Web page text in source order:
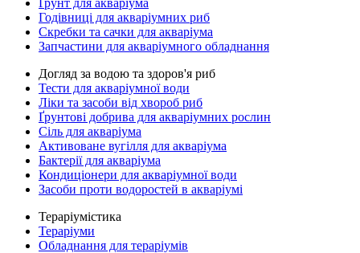
Ґрунт для акваріума
Годівниці для акваріумних риб
Скребки та сачки для акваріума
Запчастини для акваріумного обладнання
Догляд за водою та здоров'я риб
Тести для акваріумної води
Ліки та засоби від хвороб риб
Ґрунтові добрива для акваріумних рослин
Сіль для акваріума
Активоване вугілля для акваріума
Бактерії для акваріума
Кондиціонери для акваріумної води
Засоби проти водоростей в акваріумі
Тераріумістика
Тераріуми
Обладнання для тераріумів